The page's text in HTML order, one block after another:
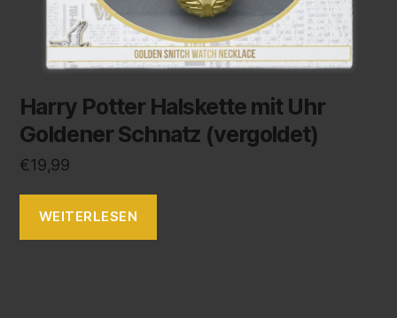
Harry Potter Halskette mit Uhr
Goldener Schnatz (vergoldet)
€19,99
WEITERLESEN